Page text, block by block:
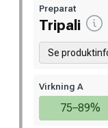
Preparat
Tripali
Se
Virkning A
75–89%